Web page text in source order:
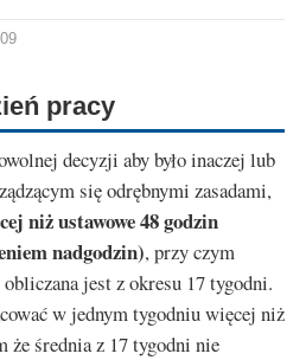
pracy
decyzji aby było inaczej lub
się odrębnymi zasadami,
niż ustawowe 48 godzin
nadgodzin), przy czym
jest z okresu 17 tygodni.
w jednym tygodniu więcej niż
że średnia z 17 tygodni nie